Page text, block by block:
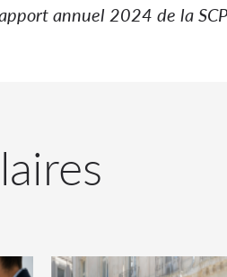
annuel 2024 de la